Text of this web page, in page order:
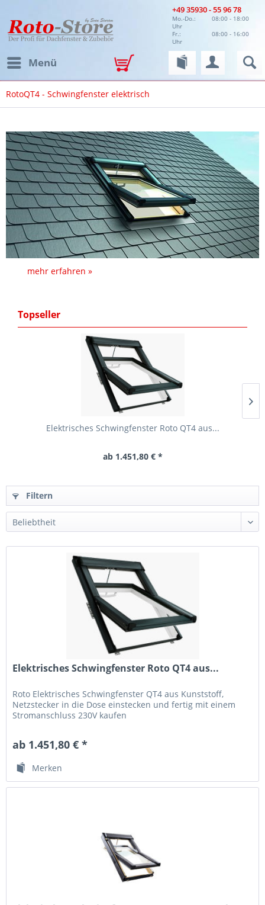
+49 35930 - 55 96 78
Mo.-Do.:
08:00 - 18:00
Uhr
Fr.:
08:00 - 16:00
Uhr
Menü
RotoQT4 - Schwingfenster elektrisch
mehr erfahren »
Topseller
Elektrisches Schwingfenster Roto QT4 aus...
ab 1.451,80 € *
Filtern
Elektrisches Schwingfenster Roto QT4 aus...
Roto Elektrisches Schwingfenster QT4 aus Kunststoff,
Netzstecker in die Dose einstecken und fertig mit einem
Stromanschluss 230V kaufen
ab 1.451,80 € *
Merken